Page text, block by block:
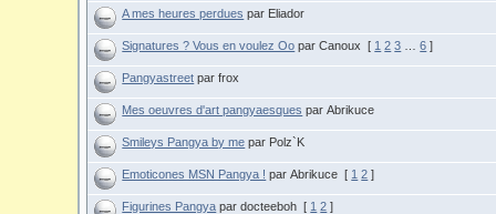
A mes heures perdues par Eliador
Signatures ? Vous en voulez Oo par Canoux [ 1 2 3 …6 ]
Pangyastreet par frox
Mes oeuvres d'art pangyaesques par Abrikuce
Smileys Pangya by me par Polz`K
Emoticones MSN Pangya ! par Abrikuce [ 1 2 ]
Figurines Pangya par docteeboh [ 1 2 ]